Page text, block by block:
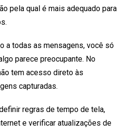
pela qual é mais adequado para
a todas as mensagens, você só
parece preocupante. No
tem acesso direto às
capturadas.
regras de tempo de tela,
e verificar atualizações de